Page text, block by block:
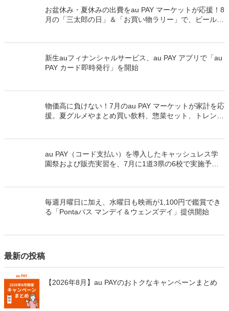
お盆休み・夏休みの出費をau PAY マーケットが応援！8
月の「三太郎の日」＆「お買い物ラリー」で、ビール・
新生auフィナンシャルサービス、au PAY アプリで「au
PAY カード即時発行」を開始
物価高に負けない！7月のau PAY マーケットが家計を応
援。夏グルメやまとめ買い飲料、惣菜セット、トレンド
au PAY（コード支払い）を導入したキャッシュレス学
園祭および販売実習を、7月に1道3県の6校で実施予定
毎週月曜日に加え、水曜日も映画が1,100円で鑑賞でき
る「Pontaパス マンデイ＆ウェンズデイ」提供開始
最新の投稿
【2026年8月】au PAYのおトクなキャンペーンまとめ